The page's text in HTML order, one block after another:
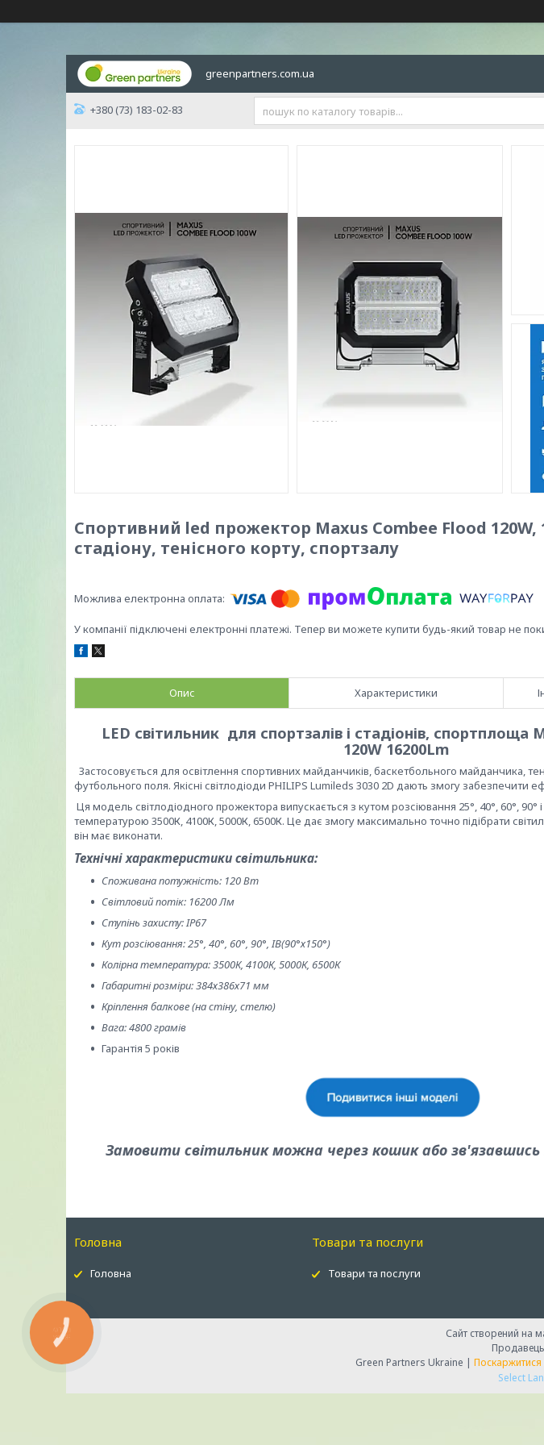
greenpartners.com.ua
+380 (73) 183-02-83
Спортивний led прожектор Maxus Combee Flood 120W,
стадіону, тенісного корту, спортзалу
У компанії підключені електронні платежі. Тепер ви можете купити будь-який товар не
Опис Характеристики
LED світильник для спортзалів і стадіонів, спортплоща
120W 16200Lm
Застосовується для освітлення спортивних майданчиків, баскетбольного майданчика,
футбольного поля. Якісні світлодіоди PHILIPS Lumileds 3030 2D дають змогу забезпечити
Ця модель світлодіодного прожектора випускається з кутом розсіювання 25°, 40°, 60°, 90° і
температурою 3500К, 4100К, 5000К, 6500К. Це дає змогу максимально точно підібрати
він має виконати.
Технічні характеристики світильника:
Споживана потужність: 120 Вт
Світловий потік: 16200 Лм
Ступінь захисту: IP67
Кут розсіювання: 25°, 40°, 60°, 90°, IB(90°х150°)
Колірна температура: 3500К, 4100К, 5000К, 6500К
Габаритні розміри: 384х386х71 мм
Кріплення балкове (на стіну, стелю)
Вага: 4800 грамів
Гарантія 5 років
Замовити світильник можна через кошик або
Головна
Головна
Товари та послуги
Товари та послуги
Сайт створений на
Green Partners Ukraine | Поскаржитися
Select
КНОПКА
ЗВ'ЯЗКУ